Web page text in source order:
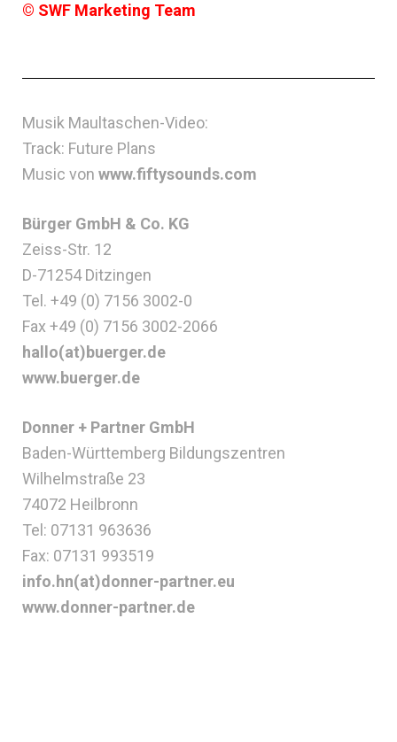
© SWF Marketing Team
Musik Maultaschen-Video:
Track: Future Plans
Music von www.fiftysounds.com
Bürger GmbH & Co. KG
Zeiss-Str. 12
D-71254 Ditzingen
Tel. +49 (0) 7156 3002-0
Fax +49 (0) 7156 3002-2066
hallo(at)buerger.de
www.buerger.de
Donner + Partner GmbH
Baden-Württemberg Bildungszentren
Wilhelmstraße 23
74072 Heilbronn
Tel: 07131 963636
Fax: 07131 993519
info.hn(at)donner-partner.eu
www.donner-partner.de